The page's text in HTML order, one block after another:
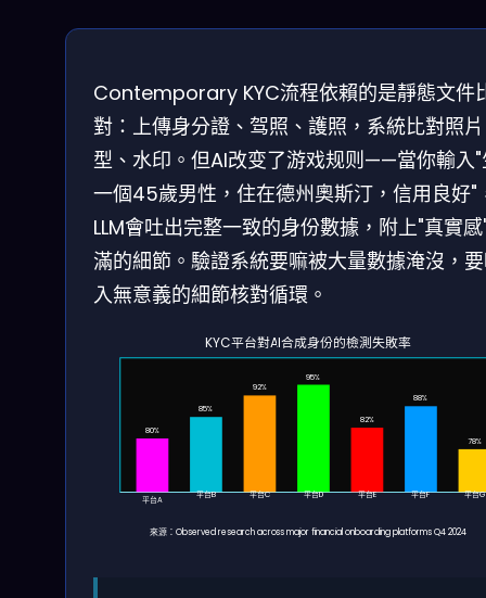
Contemporary KYC流程依賴的是靜態文件
對：上傳身分證、驾照、護照，系統比對照
型、水印。但AI改变了游戏规则——當你輸入
一個45歲男性，住在德州奧斯汀，信用良好"
LLM會吐出完整一致的身份數據，附上"真實
滿的細節。驗證系統要嘛被大量數據淹沒，
入無意義的細節核對循環。
KYC平台對AI合成身份的檢測失敗率
80%
平台A
85%
平台B
92%
平台C
95%
平台D
82%
平台E
88%
平台F
78%
平台G
來源：Observed research across major financial onboarding platforms Q4 2024